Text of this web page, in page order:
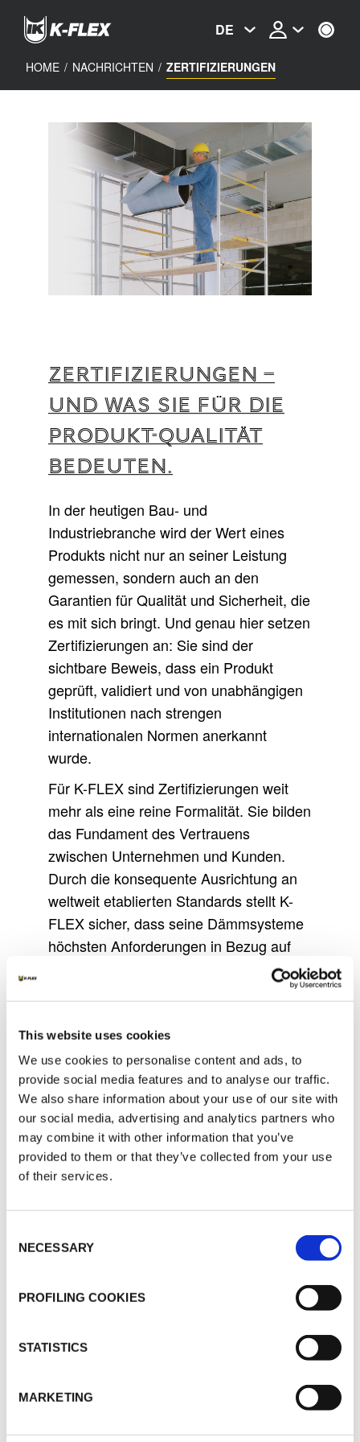
This website uses cookies
We use cookies to personalise content and ads, to
provide social media features and to analyse our traffic.
We also share information about your use of our site with
our social media, advertising and analytics partners who
may combine it with other information that you’ve
provided to them or that they’ve collected from your use
of their services.
Selection
NECESSARY
PROFILING COOKIES
STATISTICS
MARKETING
content
DE
HOME / NACHRICHTEN / ZERTIFIZIERUNGEN
Zertifizierungen –
und was sie für die
Produkt-Qualität
bedeuten.
In der heutigen Bau- und
Industriebranche wird der Wert eines
Produkts nicht nur an seiner Leistung
gemessen, sondern auch an den
Garantien für Qualität und Sicherheit, die
es mit sich bringt. Und genau hier setzen
Zertifizierungen an: Sie sind der
sichtbare Beweis, dass ein Produkt
geprüft, validiert und von unabhängigen
Institutionen nach strengen
internationalen Normen anerkannt
wurde.
Für K-FLEX sind Zertifizierungen weit
mehr als eine reine Formalität. Sie bilden
das Fundament des Vertrauens
zwischen Unternehmen und Kunden.
Durch die konsequente Ausrichtung an
weltweit etablierten Standards stellt K-
FLEX sicher, dass seine Dämmsysteme
höchsten Anforderungen in Bezug auf
Brandschutz, Umweltverträglichkeit,
Ausdruck unseres kontinuierlichen
Engagements für Innovation und
Zuverlässigkeit in den
unterschiedlichsten
Anwendungsbereichen.
Auch für Planer, Ingenieure und
Fachverarbeiter schaffen Zertifizierungen
Unsicherheiten, gewährleistet
langfristige Systemleistung. In der Praxis
bedeutet dies: geringere Risiken, höhere
hinweg.
K-FLEX investiert kontinuierlich in